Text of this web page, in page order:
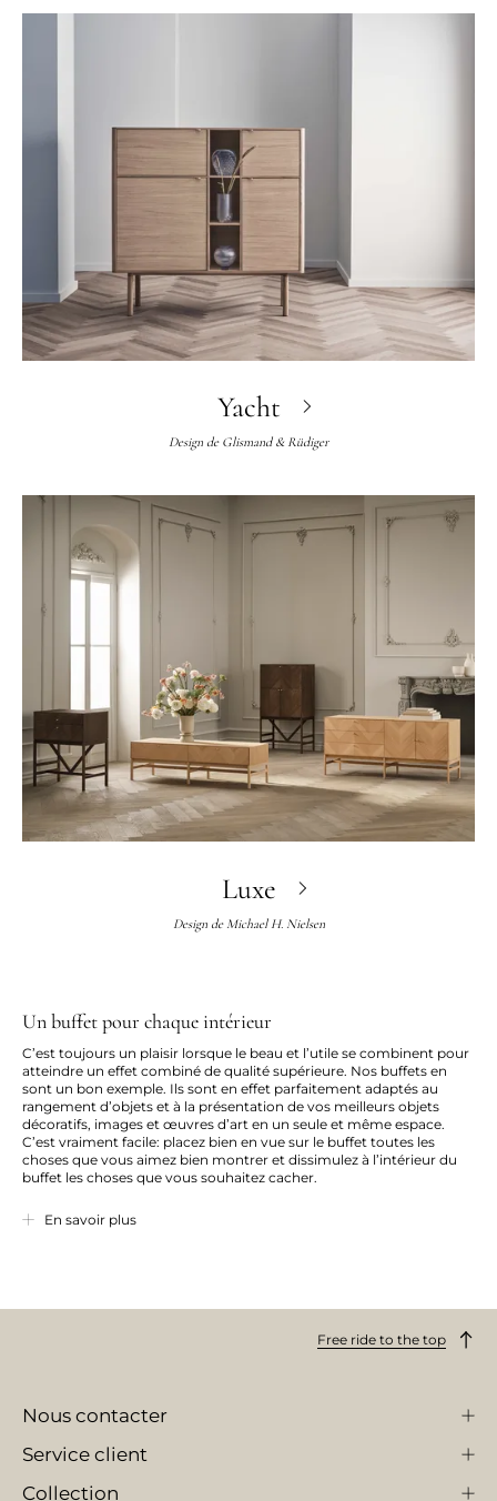
Yacht
Design de Glismand & Rüdiger
Luxe
Design de Michael H. Nielsen
Un buffet pour chaque intérieur
C’est toujours un plaisir lorsque le beau et l’utile se combinent pour
atteindre un effet combiné de qualité supérieure. Nos buffets en
sont un bon exemple. Ils sont en effet parfaitement adaptés au
rangement d’objets et à la présentation de vos meilleurs objets
décoratifs, images et œuvres d’art en un seule et même espace.
C’est vraiment facile: placez bien en vue sur le buffet toutes les
choses que vous aimez bien montrer et dissimulez à l’intérieur du
buffet les choses que vous souhaitez cacher.
Nos buffets design peut être utilisé de multiples façons. Si vous êtes
afin que vous puissiez prendre plaisir à la regarder qu’elle soit
personnalité
couleurs, tailles et matériaux. Le dénominateur commun est un
classiques du design du passé ainsi que dans les tendances les plus
En savoir plus
Free ride to the top
Nous contacter
Service client
Collection